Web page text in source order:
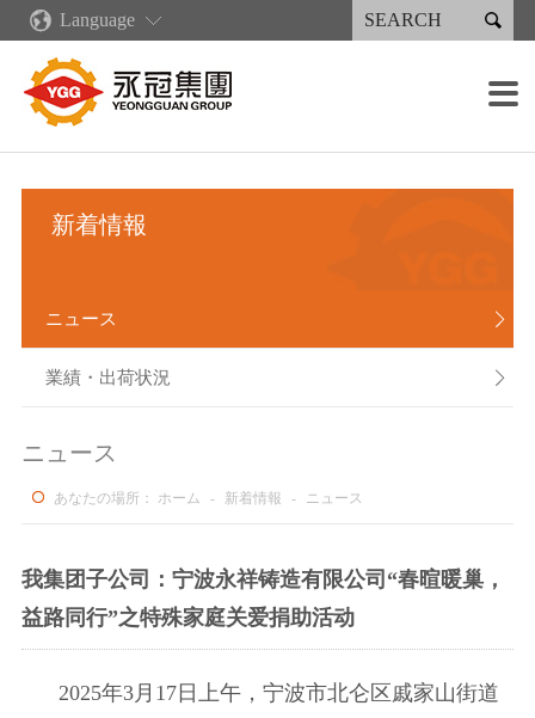
 Language
企業概要
永冠集団の沿革
経営者メッセージ
ニュース
企業文化
デジタル化発展計画
人材育成
再生可能エネルギー
射出成型機類
スプレー製品
永続報告書
人権政策
財務情報
株主サービス
利害関係人
各職種の募集概要
報酬と福利厚生
鋳造設備
溶接設備
組み立て能力

新着情報
ニュース 
業績・出荷状況 
ニュース
あなたの場所： ホーム - 新着情報 - ニュース
我集团子公司：宁波永祥铸造有限公司“春暄暖巢，
益路同行”之特殊家庭关爱捐助活动
2025年3月17日上午，宁波市北仑区戚家山街道